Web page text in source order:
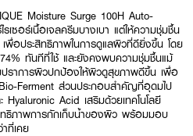
Moisture Surge 100H Auto-
เซอร์เนื้อเจลครีมบางเบา แต่ให้ความชุ่มชื้น
อประสิทธิภาพในการดูแลผิวที่ดียิ่งขึ้น โดย
ทันทีที่ใช้ และยังคงพบความชุ่มชื้นแม้
ปราการผิวปกป้องให้ผิวดูสุขภาพดีขึ้น เพื่อ
Ferment ส่วนประกอบสำคัญที่อุดมไป
Acid เสริมด้วยเทคโนโลยี
ทธิภาพการกักเก็บน้ำของผิว พร้อมมอบ
ที่เคย